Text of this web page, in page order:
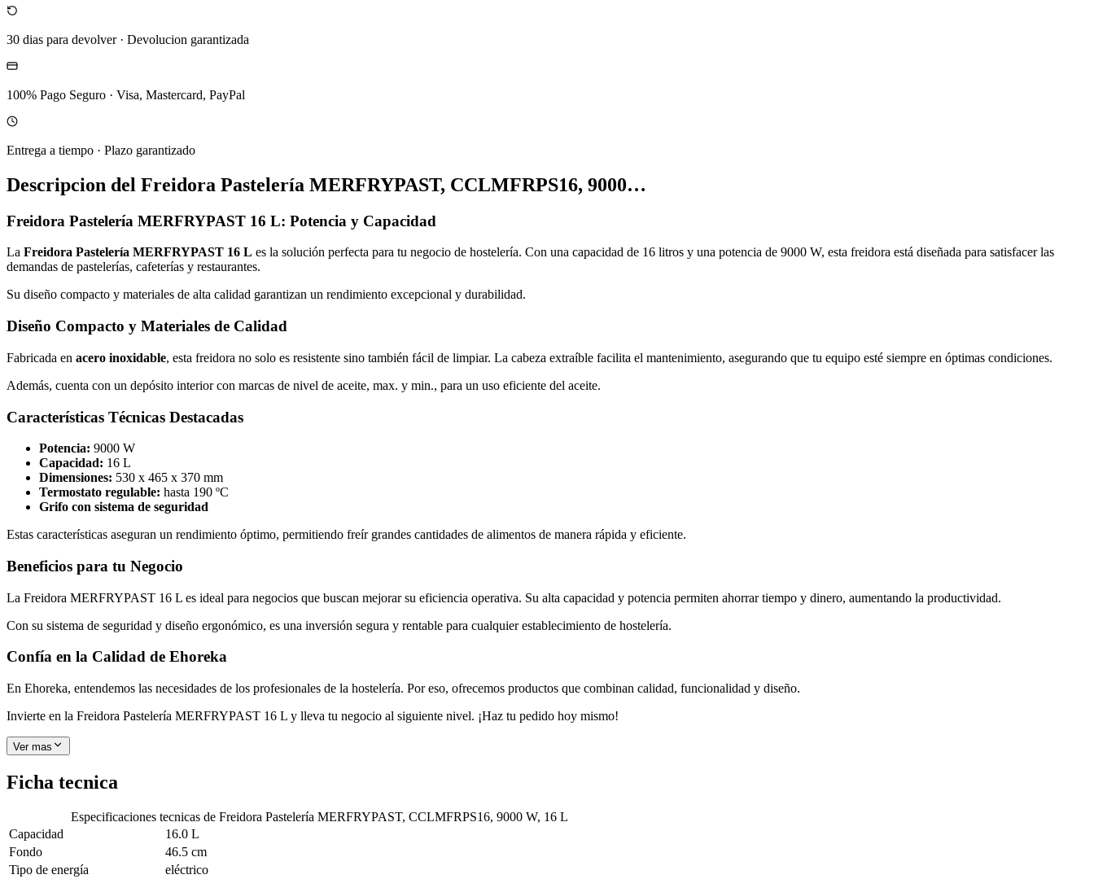
30 dias para devolver· Devolucion garantizada
100% Pago Seguro · Visa, Mastercard, PayPal
Entrega a tiempo · Plazo garantizado
Descripcion del Freidora Pastelería MERFRYPAST, CCLMFRPS16, 9000…
Freidora Pastelería MERFRYPAST 16 L: Potencia y Capacidad
La Freidora Pastelería MERFRYPAST 16 L es la solución perfecta para tu negocio de hostelería. Con una capacidad de 16 litros y una potencia de 9000 W, esta freidora está diseñada para satisfacer las
demandas de pastelerías, cafeterías y restaurantes.
Su diseño compacto y materiales de alta calidad garantizan un rendimiento excepcional y durabilidad.
Diseño Compacto y Materiales de Calidad
Fabricada en acero inoxidable, esta freidora no solo es resistente sino también fácil de limpiar. La cabeza extraíble facilita el mantenimiento, asegurando que tu equipo esté siempre en óptimas condiciones.
Además, cuenta con un depósito interior con marcas de nivel de aceite, max. y min., para un uso eficiente del aceite.
Características Técnicas Destacadas
Potencia: 9000 W
Capacidad: 16 L
Dimensiones: 530 x 465 x 370 mm
Termostato regulable: hasta 190 ºC
Grifo con sistema de seguridad
Estas características aseguran un rendimiento óptimo, permitiendo freír grandes cantidades de alimentos de manera rápida y eficiente.
Beneficios para tu Negocio
La Freidora MERFRYPAST 16 L es ideal para negocios que buscan mejorar su eficiencia operativa. Su alta capacidad y potencia permiten ahorrar tiempo y dinero, aumentando la productividad.
Con su sistema de seguridad y diseño ergonómico, es una inversión segura y rentable para cualquier establecimiento de hostelería.
Confía en la Calidad de Ehoreka
En Ehoreka, entendemos las necesidades de los profesionales de la hostelería. Por eso, ofrecemos productos que combinan calidad, funcionalidad y diseño.
Invierte en la Freidora Pastelería MERFRYPAST 16 L y lleva tu negocio al siguiente nivel. ¡Haz tu pedido hoy mismo!
Ver mas
Ficha tecnica
Especificaciones tecnicas de Freidora Pastelería MERFRYPAST, CCLMFRPS16, 9000 W, 16 L
Capacidad
16.0 L
Fondo
46.5 cm
Tipo de energía
eléctrico